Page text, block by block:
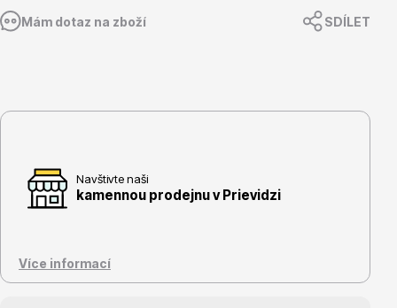
Vzrostlé stromy
Mám dotaz na zboží SDÍLET
Navštivte naši
kamennou prodejnu v Prievidzi
Více informací